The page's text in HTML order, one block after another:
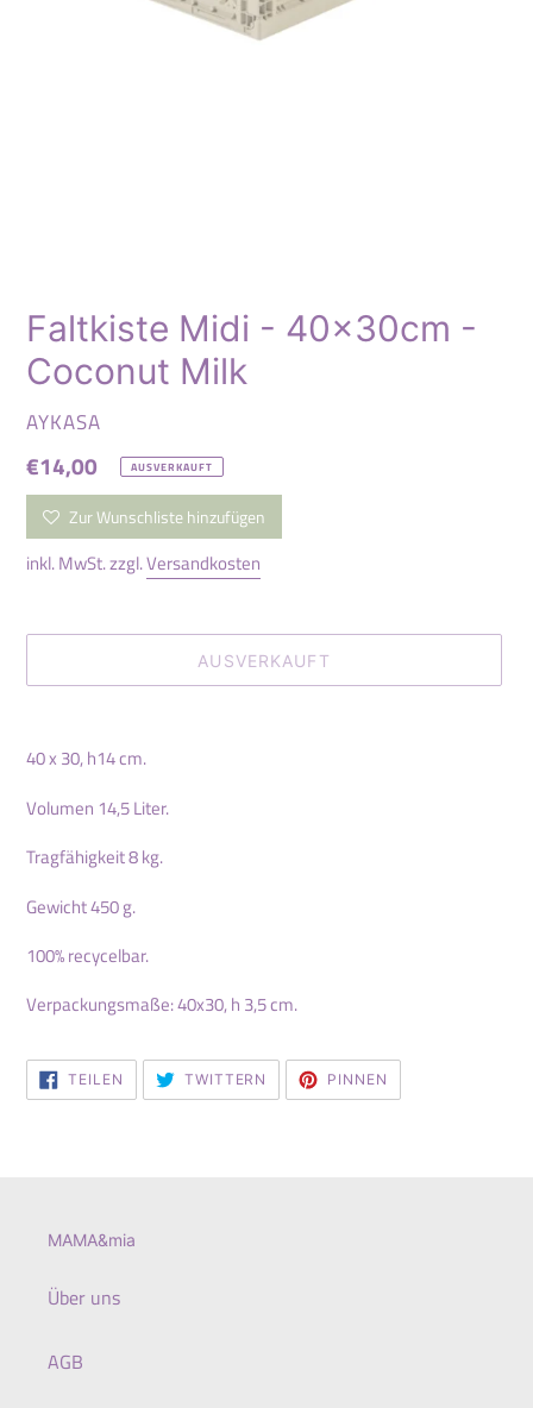
Faltkiste Midi - 40x30cm -
Coconut Milk
VERKÄUFER
AYKASA
Normaler
Preis
€14,00 AUSVERKAUFT
Zur Wunschliste hinzufügen
inkl. MwSt. zzgl.Versandkosten
AUSVERKAUFT
wird
zum
Warenkorb
40 x 30, h14 cm.
Volumen 14,5 Liter.
Tragfähigkeit 8 kg.
Gewicht 450 g.
100% recycelbar.
Verpackungsmaße: 40x30, h 3,5 cm.
TEILEN
FACEBOOK
TEILEN
TWITTERN
TWITTER
TWITTERN
PINNEN
PINNEN
MAMA&mia
Über uns
AGB